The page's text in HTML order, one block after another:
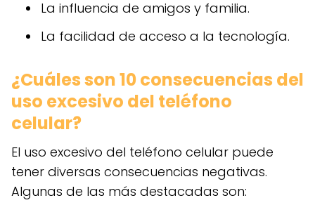
La influencia de amigos y familia.
La facilidad de acceso a la tecnología.
¿Cuáles son 10 consecuencias del
uso excesivo del teléfono
celular?
El uso excesivo del teléfono celular puede
tener diversas consecuencias negativas.
Algunas de las más destacadas son: